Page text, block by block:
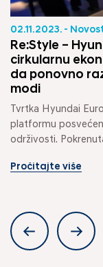
02.11.2023. -
Re:Style –
cirkularnu
da ponovno
modi
Tvrtka Hyundai
platformu
održivosti.
Pročitajte više